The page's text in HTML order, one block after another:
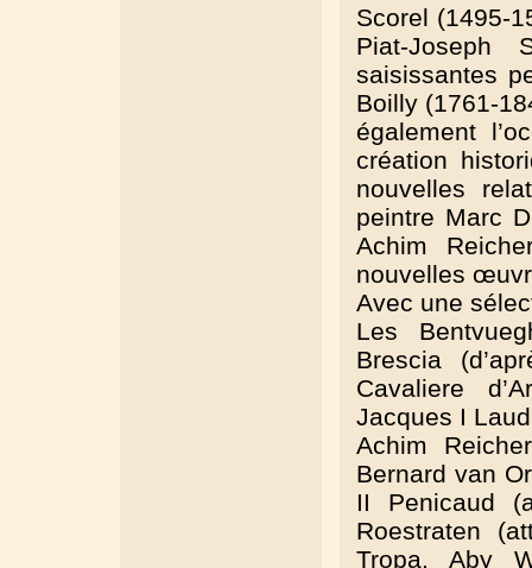
Scorel (1495-
Piat-Joseph
saisissantes
Boilly (1761-
également
création
nouvelles
peintre Marc
Achim
nouvelles
Avec une
Les
Brescia
Cavaliere
Jacques I
Achim
Bernard van
II Penicaud
Roestraten
Tropa, Aby